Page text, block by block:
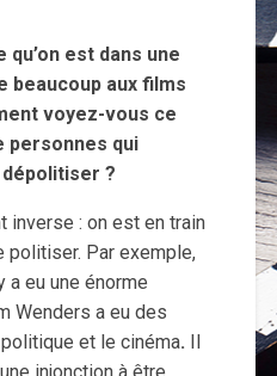
est dans une
beaucoup aux films
voyez-vous ce
personnes qui
?
inverse : on est en train
politiser. Par exemple,
a eu une énorme
Wenders a eu des
et le cinéma. Il